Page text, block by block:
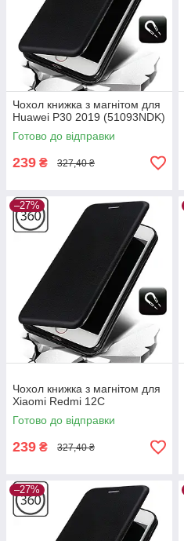
Чохол книжка з магнітом для
Huawei P30 2019 (51093NDK)
Готово до відправки
239 ₴ 327,40 ₴
–27%
Чохол книжка з магнітом для
Xiaomi Redmi 12C
Готово до відправки
239 ₴ 327,40 ₴
–27%